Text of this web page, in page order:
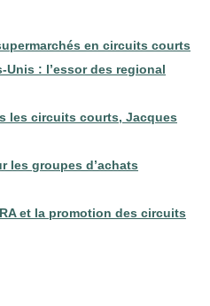
en circuits courts
: l’essor des regional
les circuits courts, Jacques
les groupes d’achats
et la promotion des circuits